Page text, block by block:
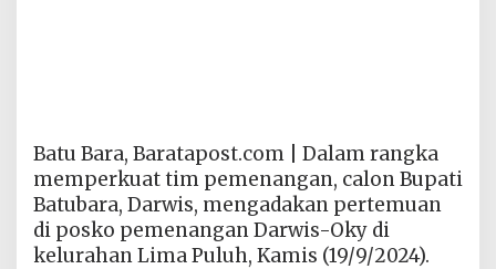
Batu Bara, Baratapost.com | Dalam rangka
memperkuat tim pemenangan, calon Bupati
Batubara, Darwis, mengadakan pertemuan
di posko pemenangan Darwis-Oky di
kelurahan Lima Puluh, Kamis (19/9/2024).